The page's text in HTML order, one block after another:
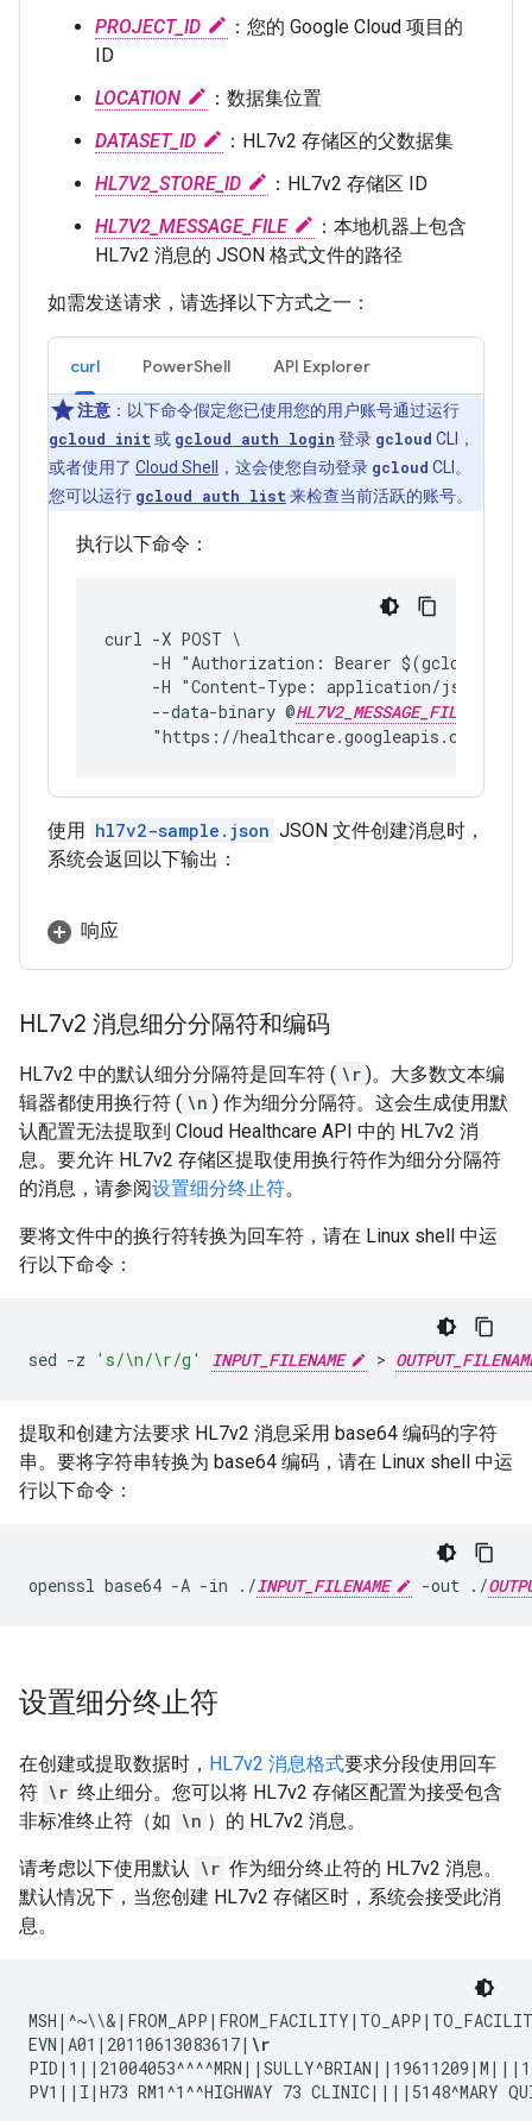
PROJECT_ID
：您的 Google Cloud 项目的
ID
LOCATION
：数据集位置
DATASET_ID
：HL7v2 存储区的父数据集
HL7V2_STORE_ID
：HL7v2 存储区 ID
HL7V2_MESSAGE_FILE
：本地机器上包含
HL7v2 消息的 JSON 格式文件的路径
如需发送请求，请选择以下方式之一：
curl PowerShell API Explorer
注意 ：以下命令假定您已使用您的用户账号通过运行
gcloud init 或 gcloud auth login 登录 gcloud CLI，
或者使用了 Cloud Shell ，这会使您自动登录 gcloud CLI。
您可以运行 gcloud auth list 来检查当前活跃的账号。
执行以下命令：
curl -X POST \
-H "Authorization: Bearer $(gcloud
-H "Content-Type: application/json;
     --data-binary @
HL7V2_MESSAGE_FILE
"https://healthcare.googleapis.com/v1/
使用 hl7v2-sample.json JSON 文件创建消息时，
系统会返回以下输出：
响应
HL7v2 消息细分分隔符和编码
HL7v2 中的默认细分分隔符是回车符 ( \r )。大多数文本编
辑器都使用换行符 ( \n ) 作为细分分隔符。这会生成使用默
认配置无法提取到 Cloud Healthcare API 中的 HL7v2 消
息。要允许 HL7v2 存储区提取使用换行符作为细分分隔符
的消息，请参阅设置细分终止符。
要将文件中的换行符转换为回车符，请在 Linux shell 中运
行以下命令：
sed -z 's/\n/\r/g' INPUT_FILENAME >
提取和创建方法要求 HL7v2 消息采用 base64 编码的字符
串。要将字符串转换为 base64 编码，请在 Linux shell 中运
行以下命令：
openssl base64 -A -in ./INPUT_FILENAME -out ./
设置细分终止符
在创建或提取数据时， HL7v2 消息格式要求分段使用回车
符 \r 终止细分。您可以将 HL7v2 存储区配置为接受包含
非标准终止符（如 \n ）的 HL7v2 消息。
请考虑以下使用默认 \r 作为细分终止符的 HL7v2 消息。
默认情况下，当您创建 HL7v2 存储区时，系统会接受此消
息。
EVN|A01|20110613083617| \r
PV1||I|H73 RM1^1^^HIGHWAY 73